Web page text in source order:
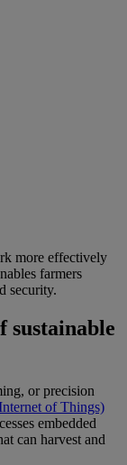
more effectively
farmers
security.
sustainable
or precision
of Things)
embedded
can harvest and